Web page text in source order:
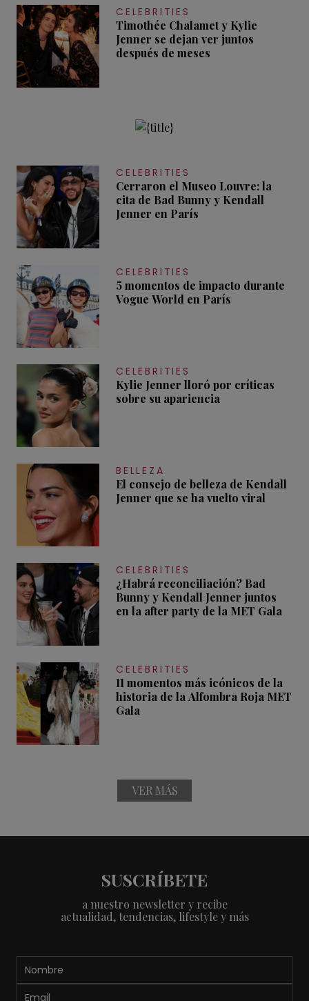
CELEBRITIES
Timothée Chalamet y Kylie
Jenner se dejan ver juntos
después de meses
CELEBRITIES
Cerraron el Museo Louvre: la
cita de Bad Bunny y Kendall
Jenner en París
CELEBRITIES
5 momentos de impacto durante
Vogue World en París
CELEBRITIES
Kylie Jenner lloró por críticas
sobre su apariencia
BELLEZA
El consejo de belleza de Kendall
Jenner que se ha vuelto viral
CELEBRITIES
¿Habrá reconciliación? Bad
Bunny y Kendall Jenner juntos
en la after party de la MET Gala
CELEBRITIES
11 momentos más icónicos de la
historia de la Alfombra Roja MET
Gala
VER MÁS
SUSCRÍBETE
a nuestro newsletter y recibe
actualidad, tendencias, lifestyle y más